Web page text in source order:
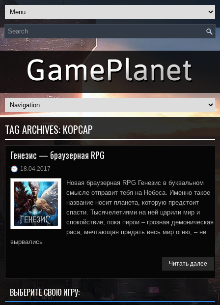
TAG ARCHIVES:КОРСАР
Генезис — браузерная RPG
18.04.2017
Новая браузерная RPG Генезис в буквальном
смысле отправит тебя на Небеса. Именно такое
название носит планета, которую предстоит
спасти. Тысячелетиями на ней царили мир и
спокойствие, пока пирои – грозная демоническая
раса, мечтающая предать весь мир огню, – не
вырвались
Читать далее
ВЫБЕРИТЕ СВОЮ ИГРУ: